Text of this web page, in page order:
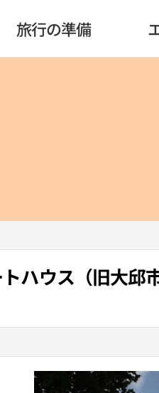
旅行の準備
ハウス（旧大邱